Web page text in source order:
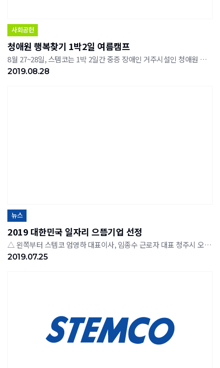
사회공헌
청애원 행복찾기 1박2일 여름캠프
8월 27~28일, 스템코는 1박 2일간 중증 장애인 거주시설인 청애원 가족들과 행복 찾기 여름캠프 활동을 가졌다. 스템코는 수년 간 매년 1,500만원 상당액을 충북사회복지공동모급회를 통해 청애원으로 지정 기탁하고 있으며 이번 캠프에는 임직원이 직접 청애원 가족들과 함께하며 사회활동에 참여했다. 이규원 청애원 원장은 "스템코 등 지역기업의 후원과 봉사활동, 자원봉사자 및 후원자들의 지속적인 관심과 후원에 감사드리며,거주인들의 삶의 질 향상에 최선을 다 할 것"이라고 말했다.
2019.08.28
뉴스
2019 대한민국 일자리 으뜸기업 선정
△ 왼쪽부터 스템코 엄영하 대표이사, 임종수 근로자 대표 청주시 오창에 위치한 스템코 주식회사(이하 스템코, 대표이사 엄영하)가 25일 정부세종컨벤션센터에서 고용노동부가 주관하고 이낙연 국무총리, 이재갑 고용노동부 장관 등이 참석한 대한민국 일자리 으뜸기업 인증식에서 ‘2019 대한민국 일자리 으뜸기업’으로 선정됐다고 밝혔다. 금번 일자리 으뜸기업으로 선정된 스템코는 1995년 설립하여 TV, 노트북, 모니터 등에 사용되는 COF(Chip On Film, 고집적연성회로기판)를 제조·판매하는 기업으로, 18um 전후의 초미세배선을 형성할 수 있는 에칭 및 도금 기술을 가지고 있다. 2014년 세계 최초로 2-Metal COF(디스플레이용 양면 고집적연성회로기판)를 양산화한 이래 삼성 디스플레이를 중심으로 국내, 해외에 걸쳐 전세계 COF 시장의 약 30% 점유율을 보유하고 있으며 업계 고객만족도 1위를 꾸준히 유지하고 있는 기업이다. 매년 성장세를 이어가며 업계에서 주목 받고 있는 스템코는 지속적인 투자와 양질의 일자리 창출에 힘쓰고 있다. 금번 일자리 으뜸기업 선정에 있어서는 당초 3조 3교대로 운영되던 교대조를 4조 3교대로 개편하여 근로시간을 주 56시간에서 42시간으로 단축했으며, 이를 통한 양질의 추가고용을 창출한 것이 긍정적인 평가를 받았다. 뿐만 아니라 일·생활 균형을 실현하기 위해 선택적 근로시간제와 같은 유연근무제를 도입하여 출퇴근 시간을 근무자들이 자유롭게 관리할 수 있도록 운영하고 있으며, 이와 더불어 근로자의 삶의 질을 향상할 수 있도록 직장 어린이집을 비롯한 다양한 복리후생 제도를 적극 시행하고 있다. 또 근로자의 역량 향상을 위한 평생교육을 중요시하며 매년 적극적인 인재육성 정책을 펼치고 있어 근로자들의 호응을 얻고 있다. 그 결과 2014년에 이어 지난해에는 노사문화우수기업으로 지정되었으며, 16년도 일자리 창출 100대 기업에 선정되기도 했다.또 기업의 사회적 책임을 다하기 위해 지역 장애인시설과 연계한 자원봉사, 기부 등을 꾸준히 진행하여 2017년도 이웃사랑유공자상을 수상한 바 있다. 이날 행사에 참석한 엄영하 대표이사는 “임직원 일·생활 균형을 실현함으로써 임직원 한 사람 한 사람이 행복한 회사를 만들고, 나아가 이를 통해 성장하는 회사가 될 것”이라고 소감을 밝혔다.
2019.07.25